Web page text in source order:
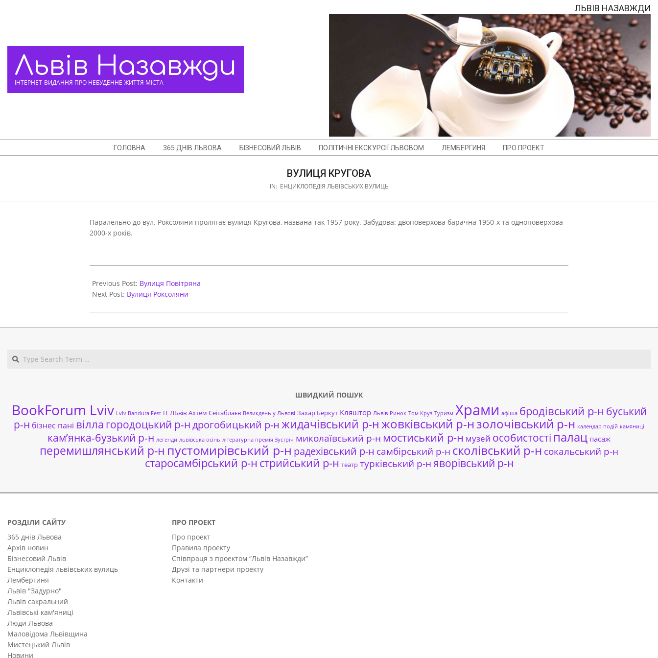
Львів Назавжди
ІНТЕРНЕТ-ВИДАННЯ ПРО НЕБУДЕННЕ ЖИТТЯ МІСТА
ЛЬВІВ НАЗАВЖДИ
Menu
ГОЛОВНА 365 ДНІВ ЛЬВОВА БІЗНЕСОВИЙ ЛЬВІВ ПОЛІТИЧНІ ЕКСКУРСІЇ ЛЬВОВОМ ЛЕМБЕРГИНЯ ПРО ПРОЕКТ
ВУЛИЦЯ КРУГОВА
IN: ЕНЦИКЛОПЕДІЯ ЛЬВІВСЬКИХ ВУЛИЦЬ
Паралельно до вул. Роксоляни пролягає вулиця Кругова, названа так 1957 року. Забудова: двоповерхова барачна 1950-х та одноповерхова
2000-х років.
06-
01
Previous Post: Вулиця Повітряна
Next Post: Вулиця Роксоляни
ШВИДКИЙ ПОШУК
BookForum Lviv Lviv Bandura Fest ІТ ЛЬвів Ахтем Сеітаблаєв Великдень у Львові Захар Беркут Кляштор Львів Ринок Том Круз Туризм Храми афіша бродівський р-н буський
р-н бізнес пані вілла городоцький р-ндрогобицький р-н жидачівський р-нжовківський р-нзолочівський р-н календар подій камяниці
кам’янка-бузький р-н легенди львівська осінь літературна премія Зустріч миколаївський р-н мостиський р-н музей особистості палац пасаж
перемишлянський р-н пустомирівський р-н радехівський р-н самбірський р-н сколівський р-н сокальський р-н
старосамбірський р-н стрийський р-н театр турківський р-н яворівський р-н
РОЗДІЛИ САЙТУ
365 днів Львова
Архів новин
Бізнесовий Львів
Енциклопедія львівських вулиць
Лембергиня
Львів "Задурно"
Львів сакральний
Львівські кам'яниці
Люди Львова
Маловідома Львівщина
Мистецький Львів
Новини
ПРО ПРОЕКТ
Про проект
Правила проекту
Співпраця з проектом “Львів Назавжди”
Друзі та партнери проекту
Контакти